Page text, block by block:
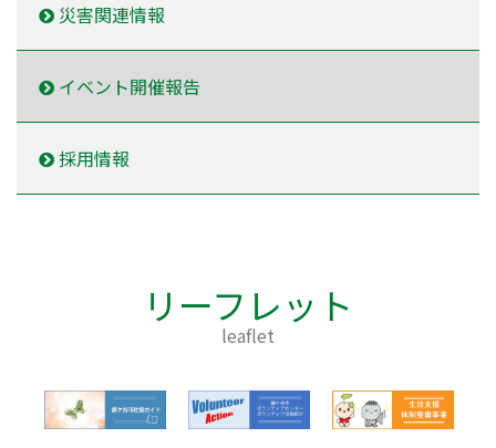
災害関連情報
イベント開催報告
採用情報
リーフレット
leaflet